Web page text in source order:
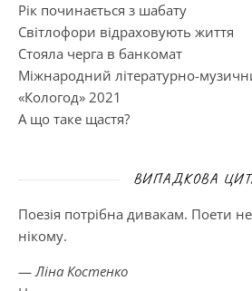
Рік починається з шабату
Світлофори відраховують життя
Стояла черга в банкомат
Міжнародний літературно-
«Кологод» 2021
А що таке щастя?
ВИПАДКОВА
Поезія потрібна дивакам. Поети
нікому.
—Ліна Костенко